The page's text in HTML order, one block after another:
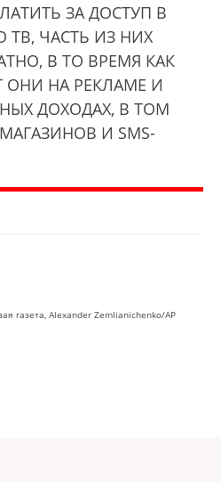
ЗА ДОСТУП В
ТВ, ЧАСТЬ ИЗ НИХ
В ТО ВРЕМЯ КАК
ОНИ НА РЕКЛАМЕ И
ДОХОДАХ, В ТОМ
И SMS-
газета, Alexander Zemlianichenko/AP